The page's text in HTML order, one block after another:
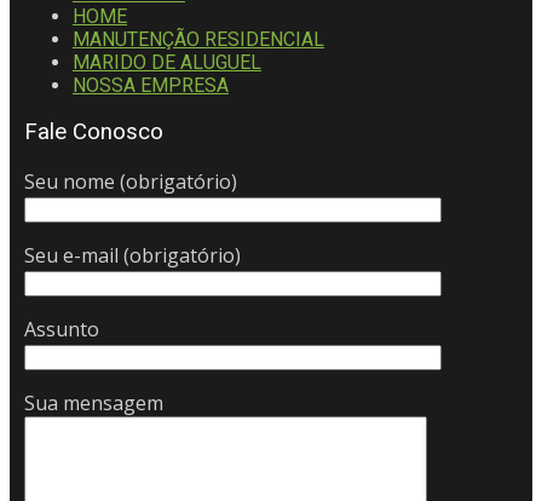
HOME
MANUTENÇÃO RESIDENCIAL
MARIDO DE ALUGUEL
NOSSA EMPRESA
Fale Conosco
Seu nome (obrigatório)
Seu e-mail (obrigatório)
Assunto
Sua mensagem